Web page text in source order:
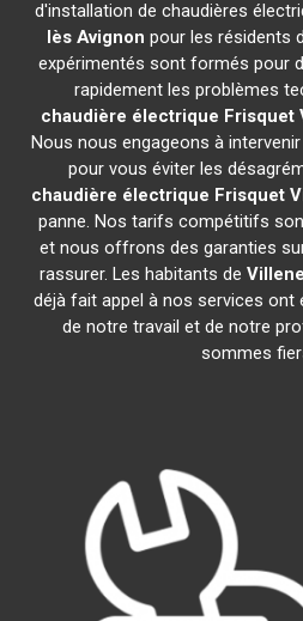
d'installation de chaudières
lès Avignon pour les résidents
expérimentés sont formés pour
rapidement les problèmes
chaudière électrique Frisquet
Nous nous engageons à
pour vous éviter les
chaudière électrique Frisquet
panne. Nos tarifs compétitifs
et nous offrons des garanties
rassurer. Les habitants de
déjà fait appel à nos services ont
de notre travail et de notre
sommes